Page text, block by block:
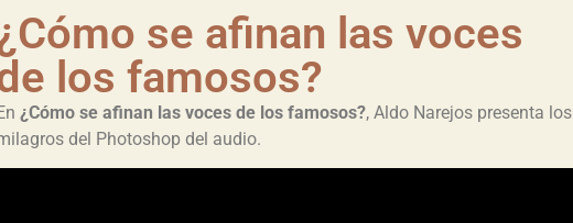
se afinan las voces
los famosos?
¿Cómo se afinan las voces de los famosos?, Aldo Narejos presenta los
del Photoshop del audio.